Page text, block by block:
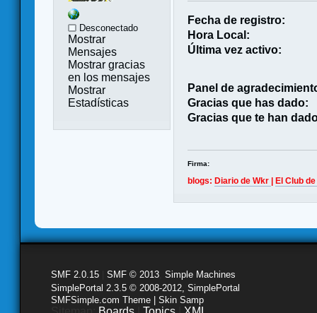
Desconectado
Mostrar
Mensajes
Mostrar gracias
en los mensajes
Mostrar
Estadísticas
Fecha de registro:
Hora Local:
Última vez activo:
Panel de
Gracias que has dado:
Gracias que te han
Firma:
blogs:Diario de Wkr |El Club
SMF 2.0.15 SMF © 2013 Simple Machines
SimplePortal 2.3.5 © 2008-2012, SimplePortal
SMFSimple.com Theme | Skin Samp